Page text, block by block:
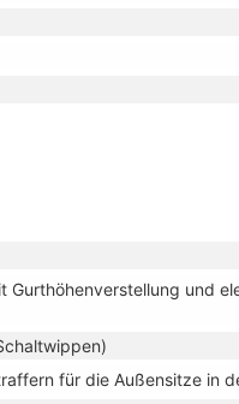
und
für die Außensitze in